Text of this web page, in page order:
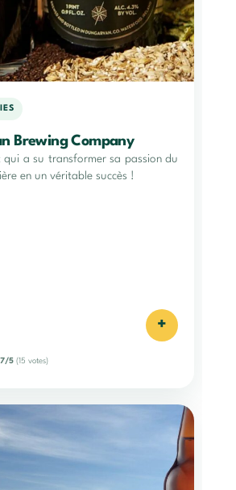
Brewing Company
qui a su transformer sa passion du
en un véritable succès !
+
5 (15 votes)